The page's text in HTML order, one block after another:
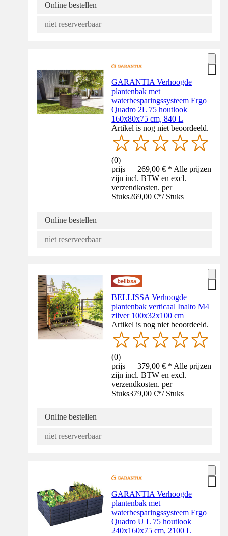
Online bestellen
niet reserveerbaar
GARANTIA Verhoogde
plantenbak met
waterbesparingssysteem Ergo
Quadro 2L 75 houtlook
160x80x75 cm, 840 L
Artikel is nog niet beoordeeld.
(0)
prijs — 269,00 € * Alle prijzen
zijn incl. BTW en excl.
verzendkosten. per
Stuks269,00 €*/ Stuks
Online bestellen
niet reserveerbaar
BELLISSA Verhoogde
plantenbak verticaal Inalto M4
zilver 100x32x100 cm
Artikel is nog niet beoordeeld.
(0)
prijs — 379,00 € * Alle prijzen
zijn incl. BTW en excl.
verzendkosten. per
Stuks379,00 €*/ Stuks
Online bestellen
niet reserveerbaar
GARANTIA Verhoogde
plantenbak met
waterbesparingssysteem Ergo
Quadro U L 75 houtlook
240x160x75 cm, 2100 L